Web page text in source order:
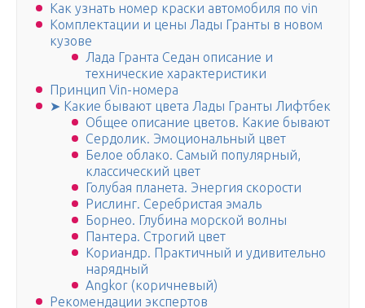
Как узнать номер краски автомобиля по vin
Комплектации и цены Лады Гранты в новом
кузове
Лада Гранта Седан описание и
технические характеристики
Принцип Vin-номера
➤ Какие бывают цвета Лады Гранты Лифтбек
Общее описание цветов. Какие бывают
Сердолик. Эмоциональный цвет
Белое облако. Самый популярный,
классический цвет
Голубая планета. Энергия скорости
Рислинг. Серебристая эмаль
Борнео. Глубина морской волны
Пантера. Строгий цвет
Кориандр. Практичный и удивительно
нарядный
Angkor (коричневый)
Рекомендации экспертов